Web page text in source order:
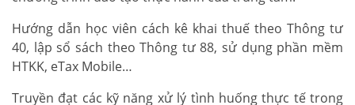
Hướng dẫn học viên cách kê khai thuế theo Thông tư
40, lập sổ sách theo Thông tư 88, sử dụng phần mềm
HTKK, eTax Mobile…
Truyền đạt các kỹ năng xử lý tình huống thực tế trong